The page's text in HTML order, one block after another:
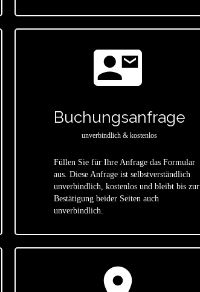
contact_mail
Buchungsanfrage
unverbindlich & kostenlos
Füllen Sie für Ihre Anfrage das Formular
aus. Diese Anfrage ist selbstverständlich
unverbindlich, kostenlos und bleibt bis zur
Bestätigung beider Seiten auch
unverbindlich.